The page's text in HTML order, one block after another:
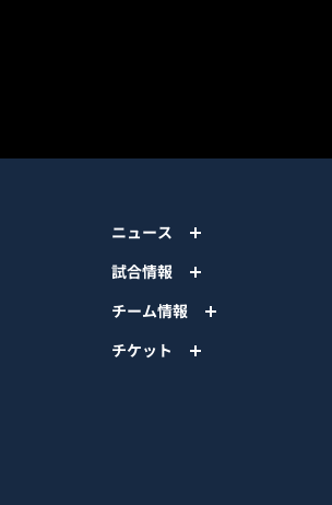
ニュース
試合情報
チーム情報
チケット